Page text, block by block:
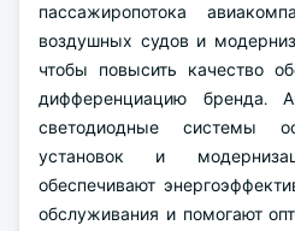
пассажиропотока
воздушных судов и
чтобы повысить качество
дифференциацию бренда.
светодиодные системы
установок и
обеспечивают
обслуживания и помогают